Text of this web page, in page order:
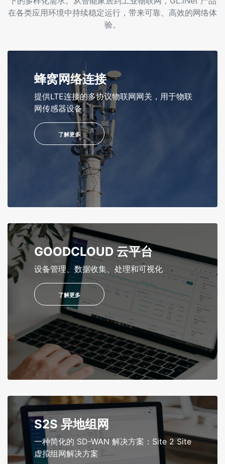
在各类应用环境中持续稳定运行，带来可靠、高效的网络体
验。
蜂窝网络连接
提供LTE连接的多协议物联网网关，用于物联
网传感器设备
了解更多
GOODCLOUD 云平台
设备管理、数据收集、处理和可视化
了解更多
S2S 异地组网
一种简化的 SD-WAN 解决方案：Site 2 Site
虚拟组网解决方案